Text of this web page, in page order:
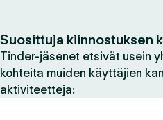
Suosittuja kiinnostuksen
Tinder-jäsenet etsivät usein
kohteita muiden käyttäjien
aktiviteetteja: